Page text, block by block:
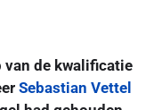
van de kwalificatie
Sebastian Vettel